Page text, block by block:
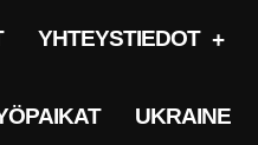
YHTEYSTIEDOT
UKRAINE